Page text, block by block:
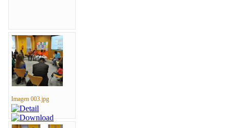
Imagen 003.jpg